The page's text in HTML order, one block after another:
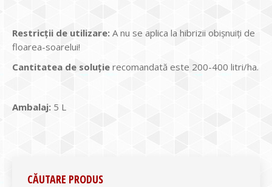
Restricții de utilizare: A nu se aplica la hibrizii obişnuiţi de
floarea-soarelui!
Cantitatea de soluţie recomandată este 200-400 litri/ha.
Ambalaj: 5 L
CĂUTARE PRODUS